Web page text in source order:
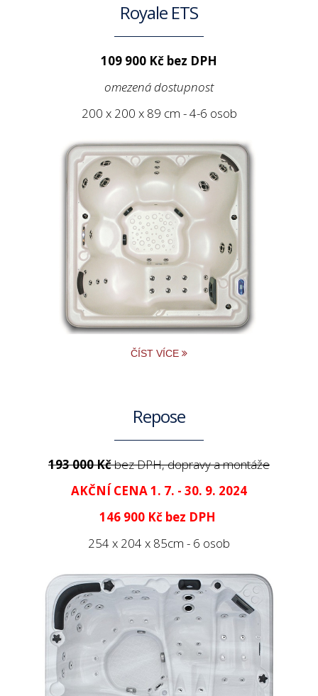
Royale ETS
109 900 Kč bez DPH
omezená dostupnost
200 x 200 x 89 cm - 4-6 osob
ČÍST VÍCE
Repose
193 000 Kčbez DPH, dopravy a montáže
AKČNÍ CENA 1. 7. - 30. 9. 2024
146 900 Kč bez DPH
254 x 204 x 85cm - 6 osob